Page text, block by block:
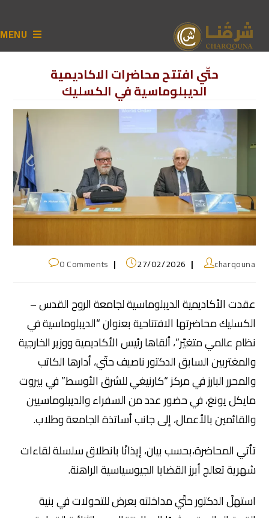
MENU
حتّي افتتح محاضرات الاكاديمية
الديبلوماسية في الكسليك
charqouna
27/02/2026
0 Comments
عقدت الأكاديمية الديبلوماسية لجامعة الروح القدس –
الكسليك محاضرتها الافتتاحية بعنوان “الديبلوماسية في
نظام عالمي متغيّر”، ألقاها رئيس الأكاديمية ووزير الخارجية
والمغتربين السابق الدكتور ناصيف حتّي، أدارها الكاتب
والمحرر البارز في مركز “كارنيغي للشرق الأوسط” في بيروت
مايكل يونغ، في حضور عدد من السفراء والديبلوماسيين
والقائمين بالأعمال، إلى جانب أساتذة الجامعة وطلاب.
تأتي المحاضرة،بحسب بيان، إيذانًا بانطلاق سلسلة لقاءات
شهرية تعالج أبرز القضايا الجيوسياسية الراهنة.
استهلّ الدكتور حتّي مداخلته بعرض للتحولات في بنية